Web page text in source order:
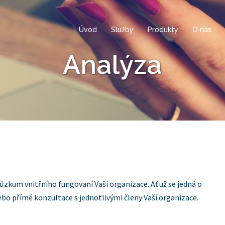
Úvod Služby Produkty O nás
Analýza
vnitřního fungovaní Vaší organizace. Ať už se jedná o
přímé konzultace s jednotlivými členy Vaší organizace.